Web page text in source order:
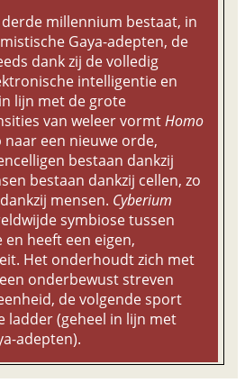
millennium bestaat, in
Gaya-adepten, de
dank zij de volledig
intelligentie en
lijn met de grote
van weleer vormtHomo
een nieuwe orde,
bestaan dankzij
bestaan dankzij cellen, zo
dankzij mensen. Cyberium
symbiose tussen
heeft een eigen,
Het onderhoudt zich met
onderbewust streven
de volgende sport
ladder (geheel in lijn met
adepten).